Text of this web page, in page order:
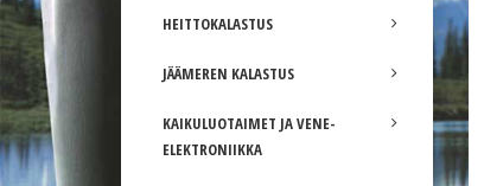
HEITTOKALASTUS
JÄÄMEREN KALASTUS
KAIKULUOTAIMET JA VENE-
ELEKTRONIIKKA